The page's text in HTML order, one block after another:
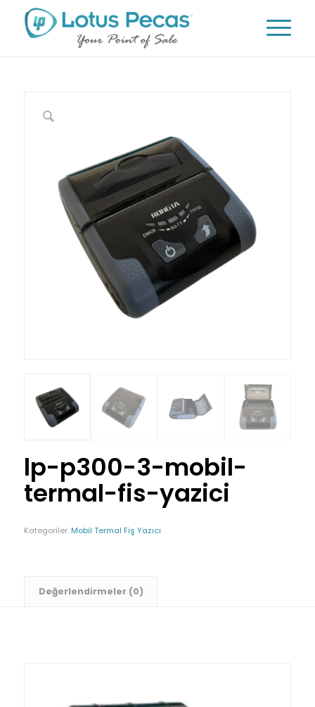
lp-p300-3-mobil-
termal-fis-yazici
Kategoriler: Mobil Termal Fiş Yazıcı
Değerlendirmeler (0)